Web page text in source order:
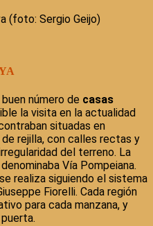
(foto: Sergio Geijo)
número de casas
la visita en la actualidad
situadas en
rejilla, con calles rectas y
del terreno. La
Vía Pompeiana.
realiza siguiendo el sistema
Fiorelli. Cada región
para cada manzana, y